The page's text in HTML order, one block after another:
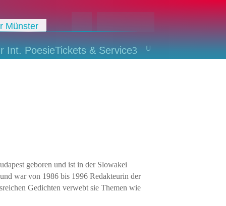
Münster
Int. PoesieTickets & Service3 U
geboren und ist in der Slowakei
war von 1986 bis 1996 Redakteurin der
Gedichten verwebt sie Themen wie